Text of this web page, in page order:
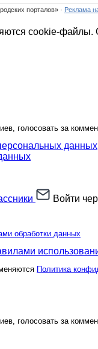
порталов» · Реклама
cookie-файлы.
голосовать за
данных
Войти
обработки данных
Политика
голосовать за